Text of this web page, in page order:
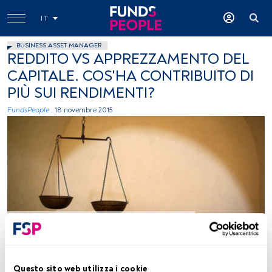
Questo sito web utilizza i cookie
IT
BUSINESS ASSET MANAGER
REDDITO VS APPREZZAMENTO DEL
CAPITALE. COS'HA CONTRIBUITO DI
PIÙ SUI RENDIMENTI?
FundsPeople . 18 novembre 2015
Tempo di lettura:2 min.